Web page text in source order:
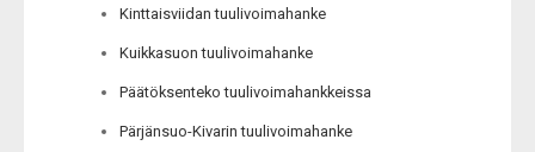
Kinttaisviidan tuulivoimahanke
Kuikkasuon tuulivoimahanke
Päätöksenteko tuulivoimahankkeissa
Pärjänsuo-Kivarin tuulivoimahanke